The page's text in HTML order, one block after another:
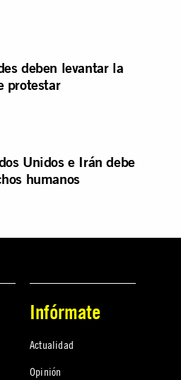
deben levantar la
protestar
Unidos e Irán debe
humanos
Infórmate
Actualidad
Opinión